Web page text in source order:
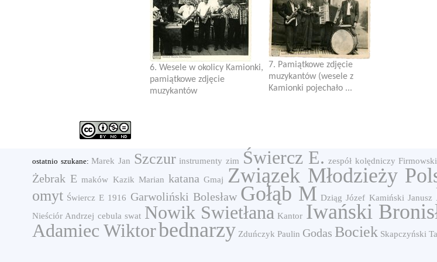
6. Wesele w okolicy Kamionki,
pamiątkowe zdjęcie
muzykantów
7. Pamiątkowe zdjęcie
muzykantów (wesele z
Kamionki pojechało ...
ostatnio szukane:Marek Jan Szczur instrumenty zim Świercz E. zespół kolędniczy Firmowski
Żebrak E maków Kazik Marian katana Gmaj Związek Młodzieży
omyt Świercz E 1916 Garwoliński Bolesław Gołąb M Dziąg Józef Kamiński Janusz
Nieściór Andrzej cebula swat Nowik Swietłana Kantor Iwański
Adamiec Wiktorbednarzy Zduńczyk Paulin Godas Bociek Skapczyński